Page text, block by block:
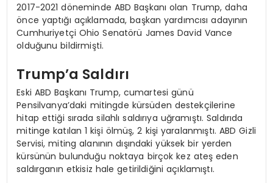
2017-2021 döneminde ABD Başkanı olan Trump, daha
önce yaptığı açıklamada, başkan yardımcısı adayının
Cumhuriyetçi Ohio Senatörü James David Vance
olduğunu bildirmişti.
Trump’a Saldırı
Eski ABD Başkanı Trump, cumartesi günü
Pensilvanya’daki mitingde kürsüden destekçilerine
hitap ettiği sırada silahlı saldırıya uğramıştı. Saldırıda
mitinge katılan 1 kişi ölmüş, 2 kişi yaralanmıştı. ABD Gizli
Servisi, miting alanının dışındaki yüksek bir yerden
kürsünün bulunduğu noktaya birçok kez ateş eden
saldırganın etkisiz hale getirildiğini açıklamıştı.